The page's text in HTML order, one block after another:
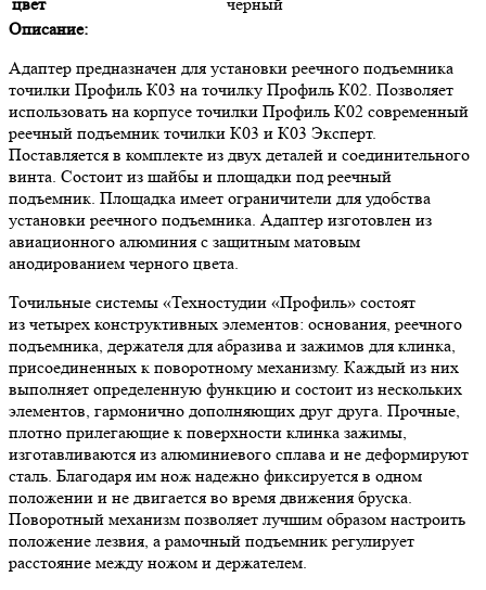
Описание:
Адаптер предназначен для установки реечного подъемника
точилки Профиль К03 на точилку Профиль К02. Позволяет
использовать на корпусе точилки Профиль К02 современный
реечный подъемник точилки К03 и К03 Эксперт.
Поставляется в комплекте из двух деталей и соединительного
винта. Состоит из шайбы и площадки под реечный
подъемник. Площадка имеет ограничители для удобства
установки реечного подъемника. Адаптер изготовлен из
авиационного алюминия с защитным матовым
анодированием черного цвета.
Точильные системы «Техностудии «Профиль» состоят
из четырех конструктивных элементов: основания, реечного
подъемника, держателя для абразива и зажимов для клинка,
присоединенных к поворотному механизму. Каждый из них
выполняет определенную функцию и состоит из нескольких
элементов, гармонично дополняющих друг друга. Прочные,
плотно прилегающие к поверхности клинка зажимы,
изготавливаются из алюминиевого сплава и не деформируют
сталь. Благодаря им нож надежно фиксируется в одном
положении и не двигается во время движения бруска.
Поворотный механизм позволяет лучшим образом настроить
положение лезвия, а рамочный подъемник регулирует
расстояние между ножом и держателем.